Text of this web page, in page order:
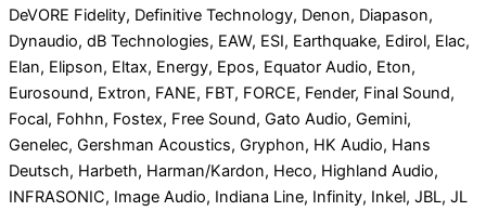
DeVORE Fidelity, Definitive Technology, Denon, Diapason,
Dynaudio, dB Technologies, EAW, ESI, Earthquake, Edirol, Elac,
Elan, Elipson, Eltax, Energy, Epos, Equator Audio, Eton,
Eurosound, Extron, FANE, FBT, FORCE, Fender, Final Sound,
Focal, Fohhn, Fostex, Free Sound, Gato Audio, Gemini,
Genelec, Gershman Acoustics, Gryphon, HK Audio, Hans
Deutsch, Harbeth, Harman/Kardon, Heco, Highland Audio,
INFRASONIC, Image Audio, Indiana Line, Infinity, Inkel, JBL, JL